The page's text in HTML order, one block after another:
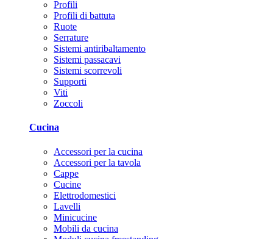
Profili
Profili di battuta
Ruote
Serrature
Sistemi antiribaltamento
Sistemi passacavi
Sistemi scorrevoli
Supporti
Viti
Zoccoli
Cucina
Accessori per la cucina
Accessori per la tavola
Cappe
Cucine
Elettrodomestici
Lavelli
Minicucine
Mobili da cucina